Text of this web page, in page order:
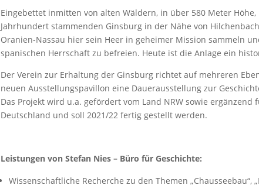
Eingebettet inmitten von alten Wäldern, in über 580 Meter
Jahrhundert stammenden Ginsburg in der Nähe von
Oranien-Nassau hier sein Heer in geheimer Mission sammeln
spanischen Herrschaft zu befreien. Heute ist die Anlage ein
Der Verein zur Erhaltung der Ginsburg richtet auf mehreren
neuen Ausstellungspavillon eine Dauerausstellung zur
Das Projekt wird u.a. gefördert vom Land NRW sowie
Deutschland und soll 2021/22 fertig gestellt werden.
Leistungen von Stefan Nies – Büro für Geschichte:
Wissenschaftliche Recherche zu den Themen „Chausseebau“,